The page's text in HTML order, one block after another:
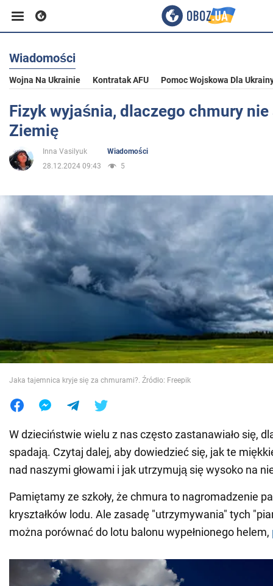
Biznes
Sport
Polityka
Społeczeństwo
Świat
Jedzenie
Wiadomości
Wojna Na Ukrainie Kontratak AFU Pomoc Wojskowa Dla
Fizyk wyjaśnia, dlaczego chmury nie
Ziemię
Inna Vasilyuk
Wiadomości
28.12.2024 09:43
5
Jaka tajemnica kryje się za chmurami?. Źródło: Freepik
W dzieciństwie wielu z nas często zastanawiało się,
spadają. Czytaj dalej, aby dowiedzieć się, jak te
nad naszymi głowami i jak utrzymują się wysoko na
Pamiętamy ze szkoły, że chmura to nagromadzenie
kryształków lodu. Ale zasadę "utrzymywania" tych
można porównać do lotu balonu wypełnionego helem,